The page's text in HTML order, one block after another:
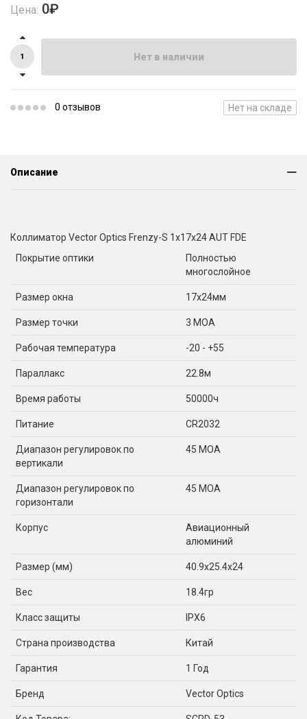
Цена: 0₽
Нет в наличии
0 отзывов Нет на складе
Описание
Коллиматор Vector Optics Frenzy-S 1x17x24 AUT FDE
Покрытие оптики
Полностью
многослойное
Размер окна 17x24мм
Размер точки 3 МОА
Рабочая температура -20 - +55
Параллакс 22.8м
Время работы 50000ч
Питание CR2032
Диапазон регулировок по
вертикали
45 МОА
Диапазон регулировок по
горизонтали
45 МОА
Корпус
Авиационный
алюминий
Размер (мм) 40.9x25.4x24
Вес 18.4гр
Класс защиты IPX6
Страна производства Китай
Гарантия 1 Год
Бренд Vector Optics